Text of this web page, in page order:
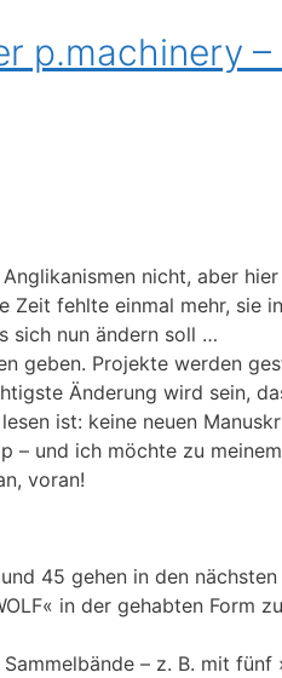
p.machinery –
nicht, aber
Zeit fehlte einmal mehr, sie
sich nun ändern soll …
geben. Projekte werden
Änderung wird sein,
ist: keine neuen
– und ich möchte zu
voran!
45 gehen in den nächsten
in der gehabten Form
– z. B. mit fünf